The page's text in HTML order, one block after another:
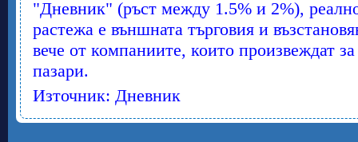
"Дневник" (ръст между 1.5% и 2%),
растежа е външната търговия и
вече от компаниите, които произвеждат
пазари.
Източник: Дневник